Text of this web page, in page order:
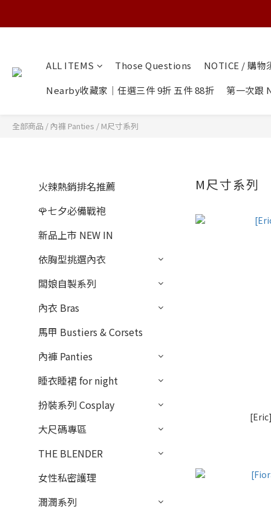
ALL ITEMS Those Questions
NOTICE / 購物
Nearby收藏家｜任選三件 9折 五件 88折
第一次跟
全部商品 / 內褲 Panties / M尺寸系列
火辣熱銷排名推薦
🌹七夕必備戰袍
新品上市 NEW IN
依胸型挑選內衣
闆娘自製系列
內衣 Bras
馬甲 Bustiers & Corsets
內褲 Panties
睡衣睡裙 for night
扮裝系列 Cosplay
大尺碼專區
THE BLENDER
女性私密護理
潤潤系列
M尺寸系列